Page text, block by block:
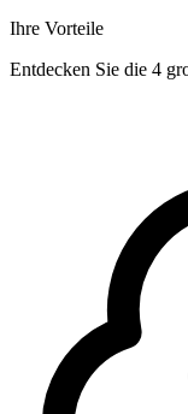
Ihre Vorteile
Entdecken Sie die 4